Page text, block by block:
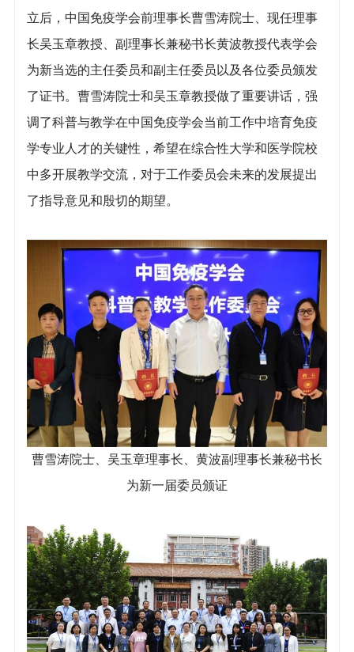
立后，中国免疫学会前理事长曹雪涛院士、现任理事
长吴玉章教授、副理事长兼秘书长黄波教授代表学会
为新当选的主任委员和副主任委员以及各位委员颁发
了证书。曹雪涛院士和吴玉章教授做了重要讲话，强
调了科普与教学在中国免疫学会当前工作中培育免疫
学专业人才的关键性，希望在综合性大学和医学院校
中多开展教学交流，对于工作委员会未来的发展提出
了指导意见和殷切的期望。
曹雪涛院士、吴玉章理事长、黄波副理事长兼秘书长
为新一届委员颁证